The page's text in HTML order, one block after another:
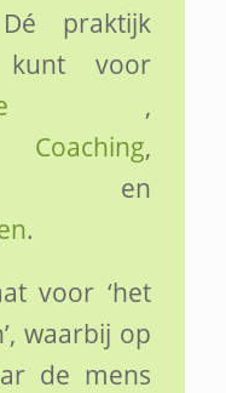
praktijk
voor
,
Coaching,
en
.
voor ‘het
waarbij op
de mens